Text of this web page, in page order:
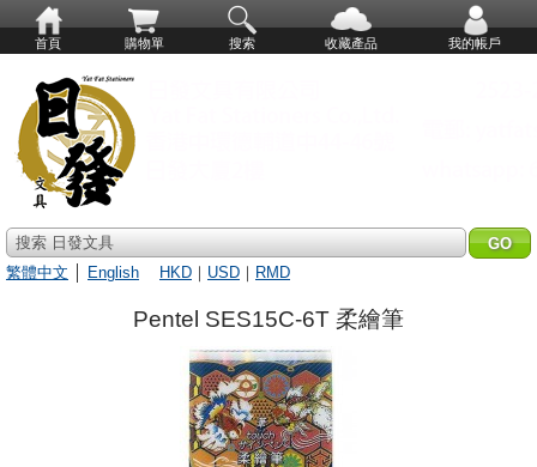
首頁 購物單 搜索 收藏產品 我的帳戶
搜索 日發文具
繁體中文
English HKD ｜ USD ｜ RMD
Pentel SES15C-6T 柔繪筆